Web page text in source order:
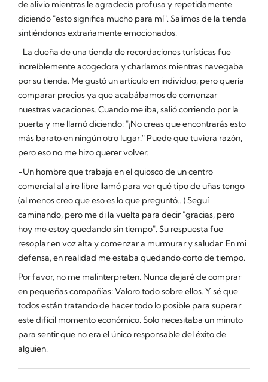
de alivio mientras le agradecía profusa y repetidamente
diciendo "esto significa mucho para mí". Salimos de la tienda
sintiéndonos extrañamente emocionados.
-La dueña de una tienda de recordaciones turísticas fue
increíblemente acogedora y charlamos mientras navegaba
por su tienda. Me gustó un artículo en individuo, pero quería
comparar precios ya que acabábamos de comenzar
nuestras vacaciones. Cuando me iba, salió corriendo por la
puerta y me llamó diciendo: "¡No creas que encontrarás esto
más barato en ningún otro lugar!" Puede que tuviera razón,
pero eso no me hizo querer volver.
-Un hombre que trabaja en el quiosco de un centro
comercial al aire libre llamó para ver qué tipo de uñas tengo
(al menos creo que eso es lo que preguntó...) Seguí
caminando, pero me di la vuelta para decir "gracias, pero
hoy me estoy quedando sin tiempo". Su respuesta fue
resoplar en voz alta y comenzar a murmurar y saludar. En mi
defensa, en realidad me estaba quedando corto de tiempo.
Por favor, no me malinterpreten. Nunca dejaré de comprar
en pequeñas compañías; Valoro todo sobre ellos. Y sé que
todos están tratando de hacer todo lo posible para superar
este difícil momento económico. Solo necesitaba un minuto
para sentir que no era el único responsable del éxito de
alguien.